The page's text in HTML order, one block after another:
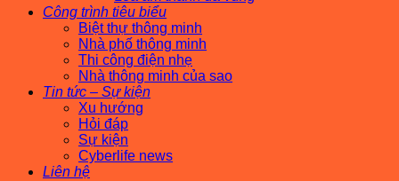
Công trình tiêu biểu
Biệt thự thông minh
Nhà phố thông minh
Thi công điện nhẹ
Nhà thông minh của sao
Tin tức – Sự kiện
Xu hướng
Hỏi đáp
Sự kiện
Cyberlife news
Liên hệ